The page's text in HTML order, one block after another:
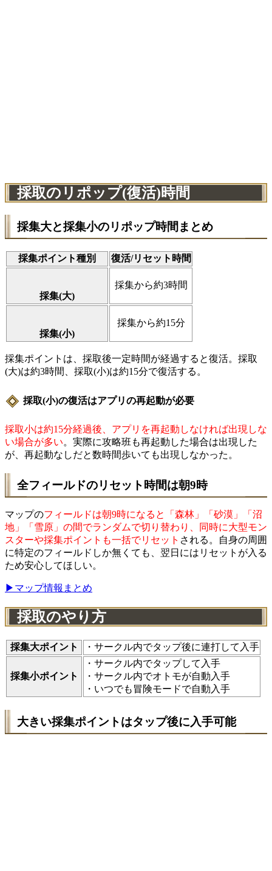
採取のリポップ(復活)時間
採集大と採集小のリポップ時間まとめ
採集ポイント種別 復活/リセット時間
採集(大)
採集から約3時間
採集(小)
採集から約15分
採集ポイントは、採取後一定時間が経過すると復活。採取
(大)は約3時間、採取(小)は約15分で復活する。
採取(小)の復活はアプリの再起動が必要
採取小は約15分経過後、アプリを再起動しなければ出現しな
い場合が多い。実際に攻略班も再起動した場合は出現した
が、再起動なしだと数時間歩いても出現しなかった。
全フィールドのリセット時間は朝9時
マップのフィールドは朝9時になると「森林」「砂漠」「沼
地」「雪原」の間でランダムで切り替わり、同時に大型モン
スターや採集ポイントも一括でリセット される。自身の周囲
に特定のフィールドしか無くても、翌日にはリセットが入る
ため安心してほしい。
▶マップ情報まとめ
採取のやり方
採集大ポイント ・サークル内でタップ後に連打して入手
採集小ポイント
・サークル内でタップして入手
・サークル内でオトモが自動入手
・いつでも冒険モードで自動入手
大きい採集ポイントはタップ後に入手可能